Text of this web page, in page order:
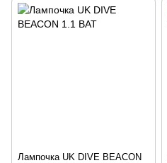
Лампочка UK DIVE BEACON